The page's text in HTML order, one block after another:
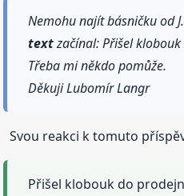
Nemohu najít básničku od
textzačínal: Přišel
Třeba mi někdo pomůže.
Děkuji Lubomír Langr
Svou reakci k tomuto
Přišel klobouk do